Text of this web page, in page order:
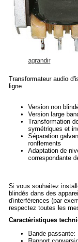
agrandir
Transformateur audio
ligne
Version non
Version large
Transformation
symétriques et
Séparation
ronflements
Adaptation de
correspondante
Si vous souhaitez
blindés dans des
d'interférences (par
respectez toutes les
Caractéristiques
Bande passante: